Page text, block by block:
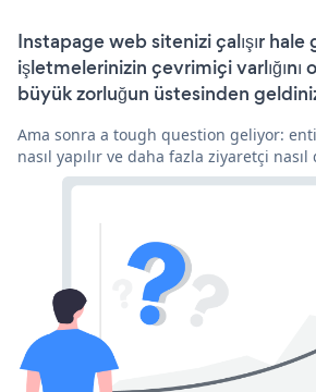
Instapage web sitenizi çalışır
işletmelerinizin çevrimiçi varlığını
büyük zorluğun üstesinden
Ama sonra a tough question geliyor:
nasıl yapılır ve daha fazla ziyaretçi